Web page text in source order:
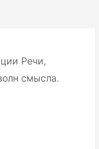
Речи,
смысла.